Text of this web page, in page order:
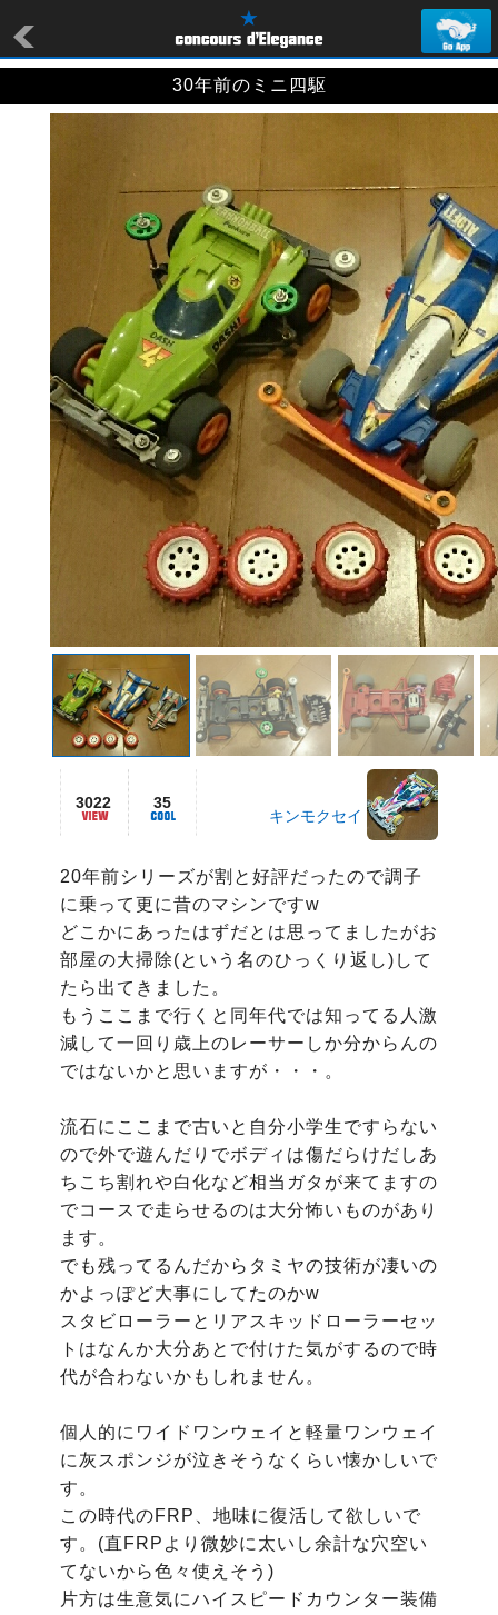
30年前のミニ四駆
3022 35
キンモクセイ
20年前シリーズが割と好評だったので調子
に乗って更に昔のマシンですw
どこかにあったはずだとは思ってましたがお
部屋の大掃除(という名のひっくり返し)して
たら出てきました。
もうここまで行くと同年代では知ってる人激
減して一回り歳上のレーサーしか分からんの
ではないかと思いますが・・・。
流石にここまで古いと自分小学生ですらない
ので外で遊んだりでボディは傷だらけだしあ
ちこち割れや白化など相当ガタが来てますの
でコースで走らせるのは大分怖いものがあり
ます。
でも残ってるんだからタミヤの技術が凄いの
かよっぽど大事にしてたのかw
スタビローラーとリアスキッドローラーセッ
トはなんか大分あとで付けた気がするので時
代が合わないかもしれません。
個人的にワイドワンウェイと軽量ワンウェイ
に灰スポンジが泣きそうなくらい懐かしいで
す。
この時代のFRP、地味に復活して欲しいで
す。(直FRPより微妙に太いし余計な穴空い
てないから色々使えそう)
片方は生意気にハイスピードカウンター装備